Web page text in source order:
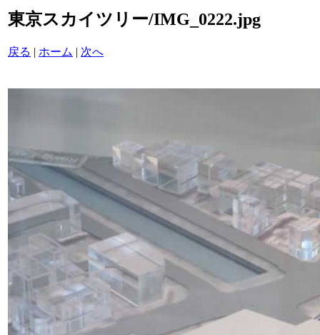
東京スカイツリー/IMG_0222.jpg
戻る | ホーム | 次へ